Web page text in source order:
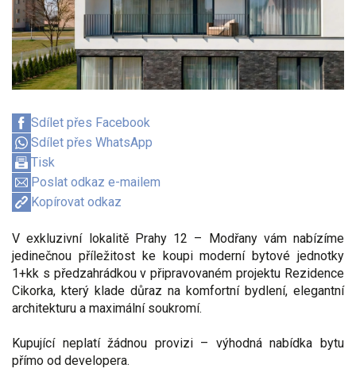
Sdílet přes Facebook
Sdílet přes WhatsApp
Tisk
Poslat odkaz e-mailem
Kopírovat odkaz
V exkluzivní lokalitě Prahy 12 – Modřany vám nabízíme
jedinečnou příležitost ke koupi moderní bytové jednotky
1+kk s předzahrádkou v připravovaném projektu Rezidence
Cikorka, který klade důraz na komfortní bydlení, elegantní
architekturu a maximální soukromí.
Kupující neplatí žádnou provizi – výhodná nabídka bytu
přímo od developera.